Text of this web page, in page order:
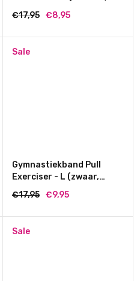
groen)
€17,95 €8,95
Sale
Gymnastiekband Pull
Exerciser - L (zwaar,
blauw)
€17,95 €9,95
Sale